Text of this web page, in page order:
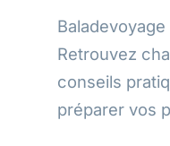
Retrouvez
conseils
préparer vos